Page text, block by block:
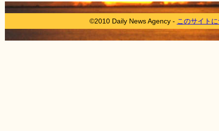
©2010 Daily News Agency - このサイト